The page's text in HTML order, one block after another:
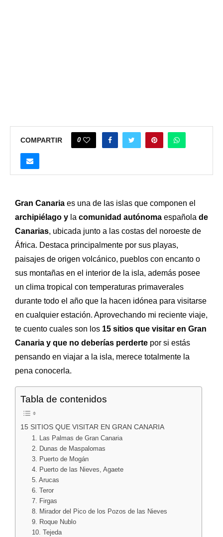
COMPARTIR 0
Gran Canaria es una de las islas que componen el
archipiélago y la comunidad autónoma española de
Canarias, ubicada junto a las costas del noroeste de
África. Destaca principalmente por sus playas,
paisajes de origen volcánico, pueblos con encanto o
sus montañas en el interior de la isla, además posee
un clima tropical con temperaturas primaverales
durante todo el año que la hacen idónea para visitarse
en cualquier estación. Aprovechando mi reciente viaje,
te cuento cuales son los 15 sitios que visitar en Gran
Canaria y que no deberías perderte por si estás
pensando en viajar a la isla, merece totalmente la
pena conocerla.
Tabla de contenidos
15 SITIOS QUE VISITAR EN GRAN CANARIA
1. Las Palmas de Gran Canaria
2. Dunas de Maspalomas
3. Puerto de Mogán
4. Puerto de las Nieves, Agaete
5. Arucas
6. Teror
7. Firgas
8. Mirador del Pico de los Pozos de las Nieves
9. Roque Nublo
10. Tejeda